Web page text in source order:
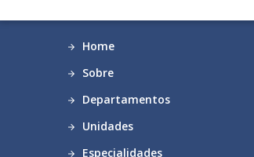
Home
Sobre
Departamentos
Unidades
Especialidades